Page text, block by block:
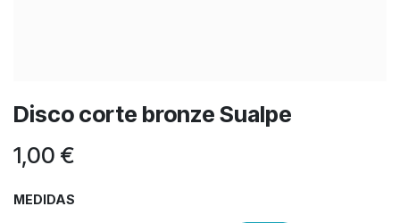
Disco corte bronze Sualpe
1,00 €
MEDIDAS